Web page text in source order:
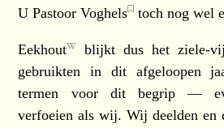
UPastoor Voghels toch nog wel
Eekhout
blijkt dus het ziele-
gebruikten in dit afgeloopen
termen voor dit begrip —
verfoeien als wij. Wij deelden en